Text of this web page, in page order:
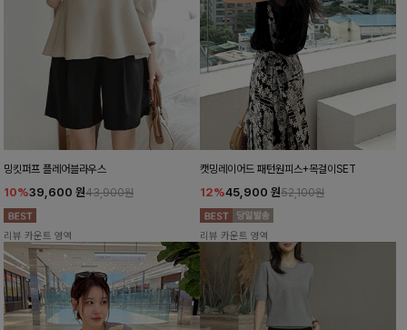
밍킷퍼프 플레어블라우스
10%39,600 원43,900원
리뷰 카운트 영역
캣밍레이어드 패턴원피스+목걸이SET
12%45,900 원52,100원
리뷰 카운트 영역